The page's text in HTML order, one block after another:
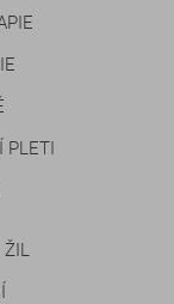
PLETI
ŽIL